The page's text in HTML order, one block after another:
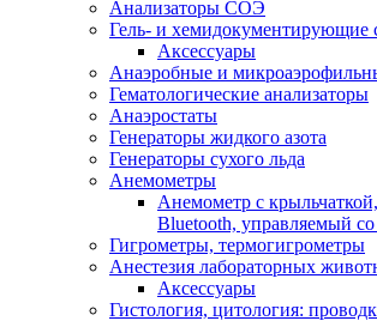
Анализаторы СОЭ
Гель- и хемидокументирующие
Аксессуары
Анаэробные и
Гематологические анализаторы
Анаэростаты
Генераторы жидкого азота
Генераторы сухого льда
Анемометры
Анемометр с
Bluetooth, управляемый
Гигрометры, термогигрометры
Анестезия лабораторных
Аксессуары
Гистология, цитология: